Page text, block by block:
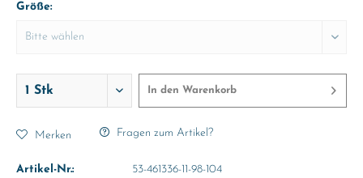
Größe:
In den Warenkorb
Merken Fragen zum Artikel?
Artikel-Nr.: 53-461336-11-98-104